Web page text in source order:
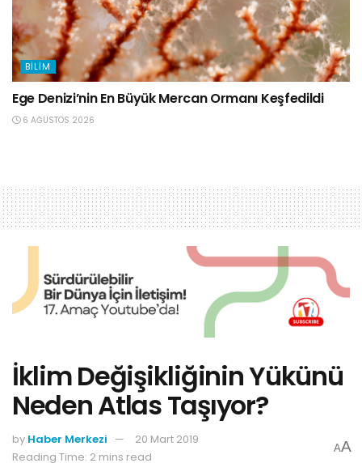
BILIM
Ege Denizi’nin En Büyük Mercan Ormanı Keşfedildi
6 AĞUSTOS 2026
İklim Değişikliğinin Yükünü
Neden Atlas Taşıyor?
by Haber Merkezi
20 Mart 2019
Reading Time: 2 mins read
AA